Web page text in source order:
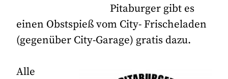
Pitaburger gibt es
einen Obstspieß vom City- Frischeladen
(gegenüber City-Garage) gratis dazu.
Alle